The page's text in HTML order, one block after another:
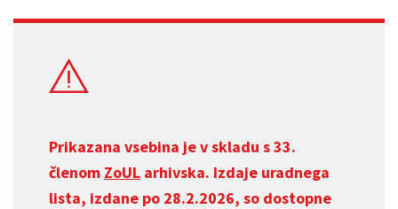
Prikazana vsebina je v skladu s 33.
členom ZoUL arhivska. Izdaje uradnega
lista, izdane po 28.2.2026, so dostopne